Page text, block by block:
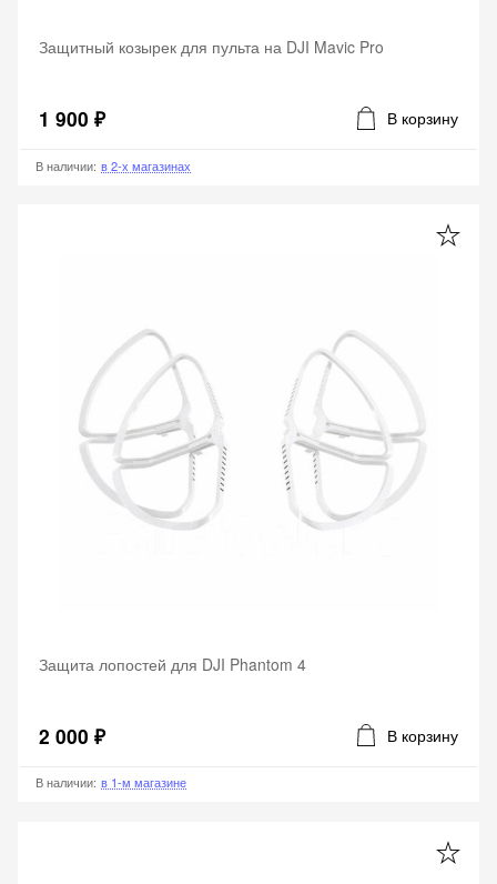
Защитный козырек для пульта на DJI Mavic Pro
1 900 ₽ В корзину
В наличии: в 2-х магазинах
Защита лопостей для DJI Phantom 4
2 000 ₽ В корзину
В наличии: в 1-м магазине